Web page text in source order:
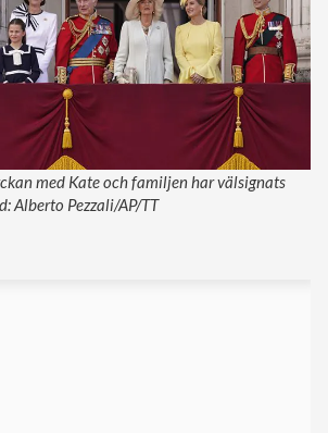
med Kate och familjen har välsignats
Alberto Pezzali/AP/TT